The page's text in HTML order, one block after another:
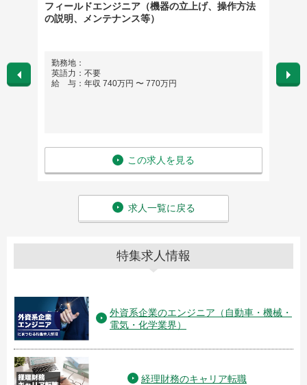
フィールドエンジニア（機器の立上げ、操作方法
の説明、メンテナンス等）
勤務地：
英語力：不要
給 与：年収 740万円 〜 770万円
この求人を見る
勤務
英語
給
求人一覧に戻る
特集求人情報
外資系企業のエンジニア（自動車・機械・
電気・化学業界）
経理財務のキャリア転職